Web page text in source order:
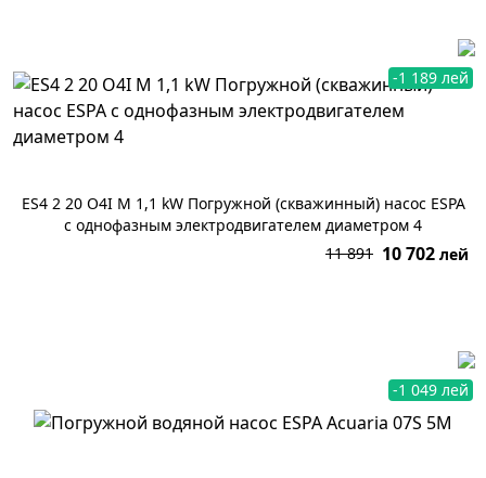
-1 189 лей
ES4 2 20 O4I M 1,1 kW Погружной (скважинный) насос ESPA
с однофазным электродвигателем диаметром 4
11 891 10 702 лей
-1 049 лей